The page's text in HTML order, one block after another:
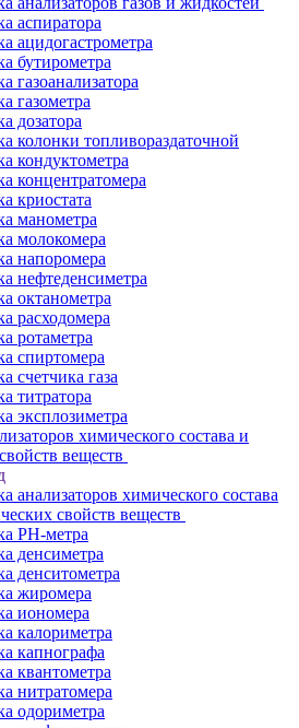
аспиратора
ацидогастрометра
бутирометра
газоанализатора
газометра
дозатора
колонки топливораздаточной
кондуктометра
концентратомера
криостата
манометра
молокомера
напоромера
нефтеденсиметра
октанометра
расходомера
ротаметра
спиртомера
счетчика газа
титратора
эксплозиметра
химического состава и
веществ
анализаторов химического состава
свойств веществ
PH-метра
денсиметра
денситометра
жиромера
иономера
калориметра
капнографа
квантометра
нитратомера
одориметра